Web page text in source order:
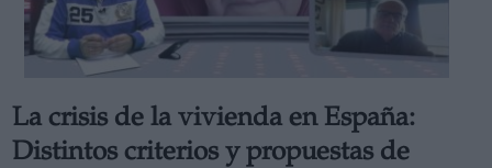
La crisis de la vivienda en España:
Distintos criterios y propuestas de